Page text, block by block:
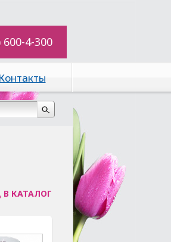
600-4-300
Контакты
КАТАЛОГ